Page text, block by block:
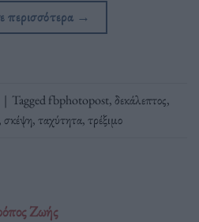
περισσότερα →
| Taggedfbphotopost,δεκάλεπτος,
,σκέψη,ταχύτητα,τρέξιμο
Ζωής